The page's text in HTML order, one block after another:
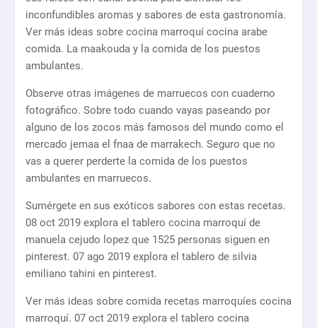
inconfundibles aromas y sabores de esta gastronomía.
Ver más ideas sobre cocina marroquí cocina arabe
comida. La maakouda y la comida de los puestos
ambulantes.
Observe otras imágenes de marruecos con cuaderno
fotográfico. Sobre todo cuando vayas paseando por
alguno de los zocos más famosos del mundo como el
mercado jemaa el fnaa de marrakech. Seguro que no
vas a querer perderte la comida de los puestos
ambulantes en marruecos.
Sumérgete en sus exóticos sabores con estas recetas.
08 oct 2019 explora el tablero cocina marroquí de
manuela cejudo lopez que 1525 personas siguen en
pinterest. 07 ago 2019 explora el tablero de silvia
emiliano tahini en pinterest.
Ver más ideas sobre comida recetas marroquíes cocina
marroquí. 07 oct 2019 explora el tablero cocina